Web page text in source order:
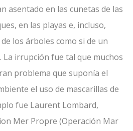
asentado en las cunetas de las
en las playas e, incluso,
los árboles como si de un
irrupción fue tal que muchos
problema que suponía el
el uso de mascarillas de
fue Laurent Lombard,
Mer Propre (Operación Mar